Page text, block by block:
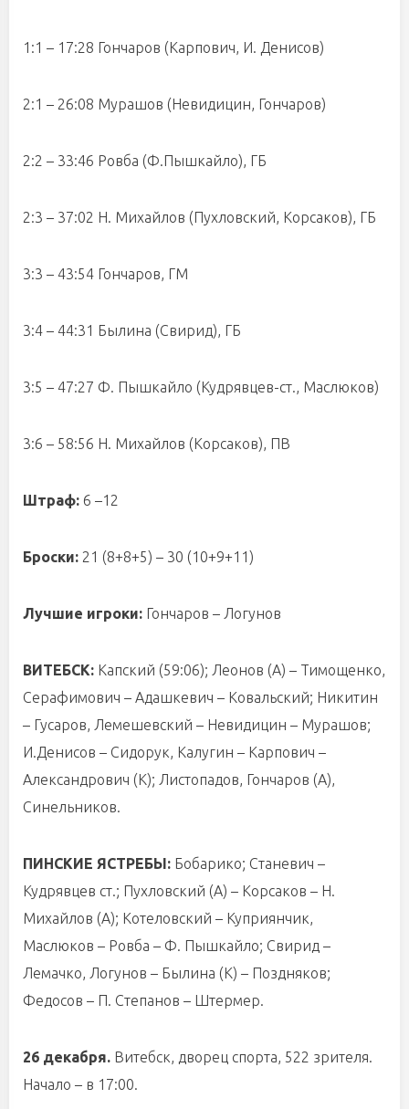
1:1 – 17:28 Гончаров (Карпович, И. Денисов)
2:1 – 26:08 Мурашов (Невидицин, Гончаров)
2:2 – 33:46 Ровба (Ф.Пышкайло), ГБ
2:3 – 37:02 Н. Михайлов (Пухловский, Корсаков), ГБ
3:3 – 43:54 Гончаров, ГМ
3:4 – 44:31 Былина (Свирид), ГБ
3:5 – 47:27 Ф. Пышкайло (Кудрявцев-ст., Маслюков)
3:6 – 58:56 Н. Михайлов (Корсаков), ПВ
Штраф: 6 –12
Броски: 21 (8+8+5) – 30 (10+9+11)
Лучшие игроки: Гончаров – Логунов
ВИТЕБСК: Капский (59:06); Леонов (А) – Тимощенко,
Серафимович – Адашкевич – Ковальский; Никитин
– Гусаров, Лемешевский – Невидицин – Мурашов;
И.Денисов – Сидорук, Калугин – Карпович –
Александрович (К); Листопадов, Гончаров (А),
Синельников.
ПИНСКИЕ ЯСТРЕБЫ: Бобарико; Станевич –
Кудрявцев ст.; Пухловский (А) – Корсаков – Н.
Михайлов (А); Котеловский – Куприянчик,
Маслюков – Ровба – Ф. Пышкайло; Свирид –
Лемачко, Логунов – Былина (К) – Поздняков;
Федосов – П. Степанов – Штермер.
26 декабря. Витебск, дворец спорта, 522 зрителя.
Начало – в 17:00.